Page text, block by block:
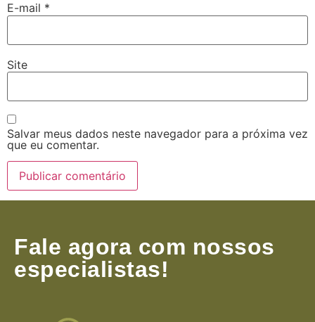
E-mail *
Site
Salvar meus dados neste navegador para a próxima vez
que eu comentar.
Fale agora com nossos
especialistas!